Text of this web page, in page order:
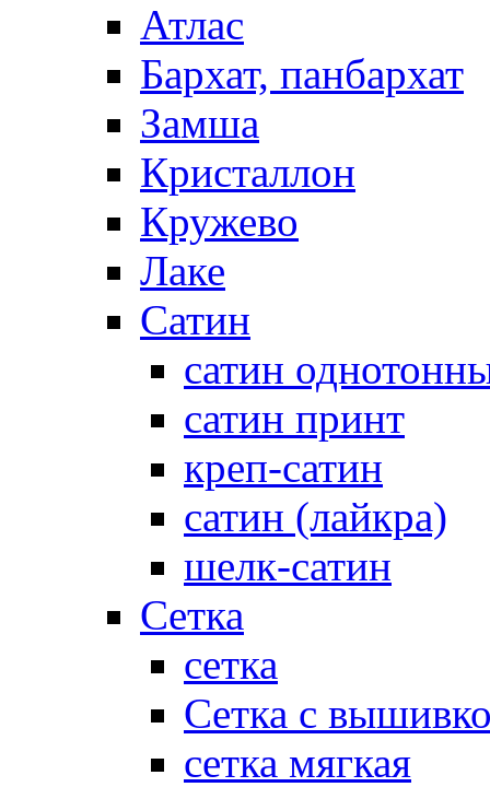
Атлас
Бархат, панбархат
Замша
Кристаллон
Кружево
Лаке
Сатин
сатин
сатин принт
креп-сатин
сатин (лайкра)
шелк-сатин
Сетка
сетка
Сетка с
сетка мягкая